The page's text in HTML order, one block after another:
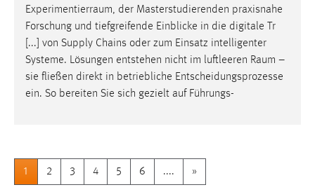
Experimentierraum, der Masterstudierenden praxisnahe
Forschung und tiefgreifende Einblicke in die digitale Tr
[...] von Supply Chains oder zum Einsatz intelligenter
Systeme. Lösungen entstehen nicht im luftleeren Raum –
sie fließen direkt in betriebliche Entscheidungsprozesse
ein. So bereiten Sie sich gezielt auf Führungs-
1 2 3 4 5 6 .... »